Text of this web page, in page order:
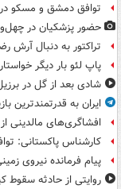
توافق دمشق و مسکو
حضور پزشکیان در
تراکتور به دنبال آرش
پاپ لئو بار دیگر
شادی بعد از گل در
ایران به قدرتمندترین
افشاگری‌های مالدینی
کارشناس پاکستانی:
پیام فرمانده نیروی
روایتی از حادثه سقوط